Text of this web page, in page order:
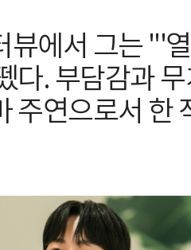
뷰에서 그는 "'
다. 부담감과
주연으로서 한